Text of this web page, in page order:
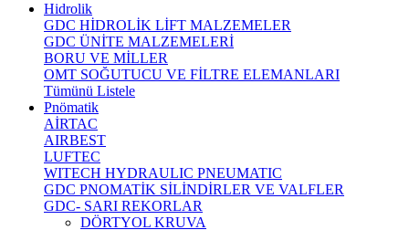
Hidrolik
GDC HİDROLİK LİFT MALZEMELER
GDC ÜNİTE MALZEMELERİ
BORU VE MİLLER
OMT SOĞUTUCU VE FİLTRE ELEMANLARI
Tümünü Listele
Pnömatik
AİRTAC
AIRBEST
LUFTEC
WITECH HYDRAULIC PNEUMATIC
GDC PNOMATİK SİLİNDİRLER VE VALFLER
GDC- SARI REKORLAR
DÖRTYOL KRUVA